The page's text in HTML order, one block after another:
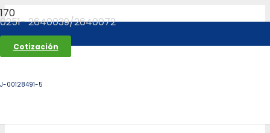
0251- 2640039/2640072
Cotización
J-00128491-5